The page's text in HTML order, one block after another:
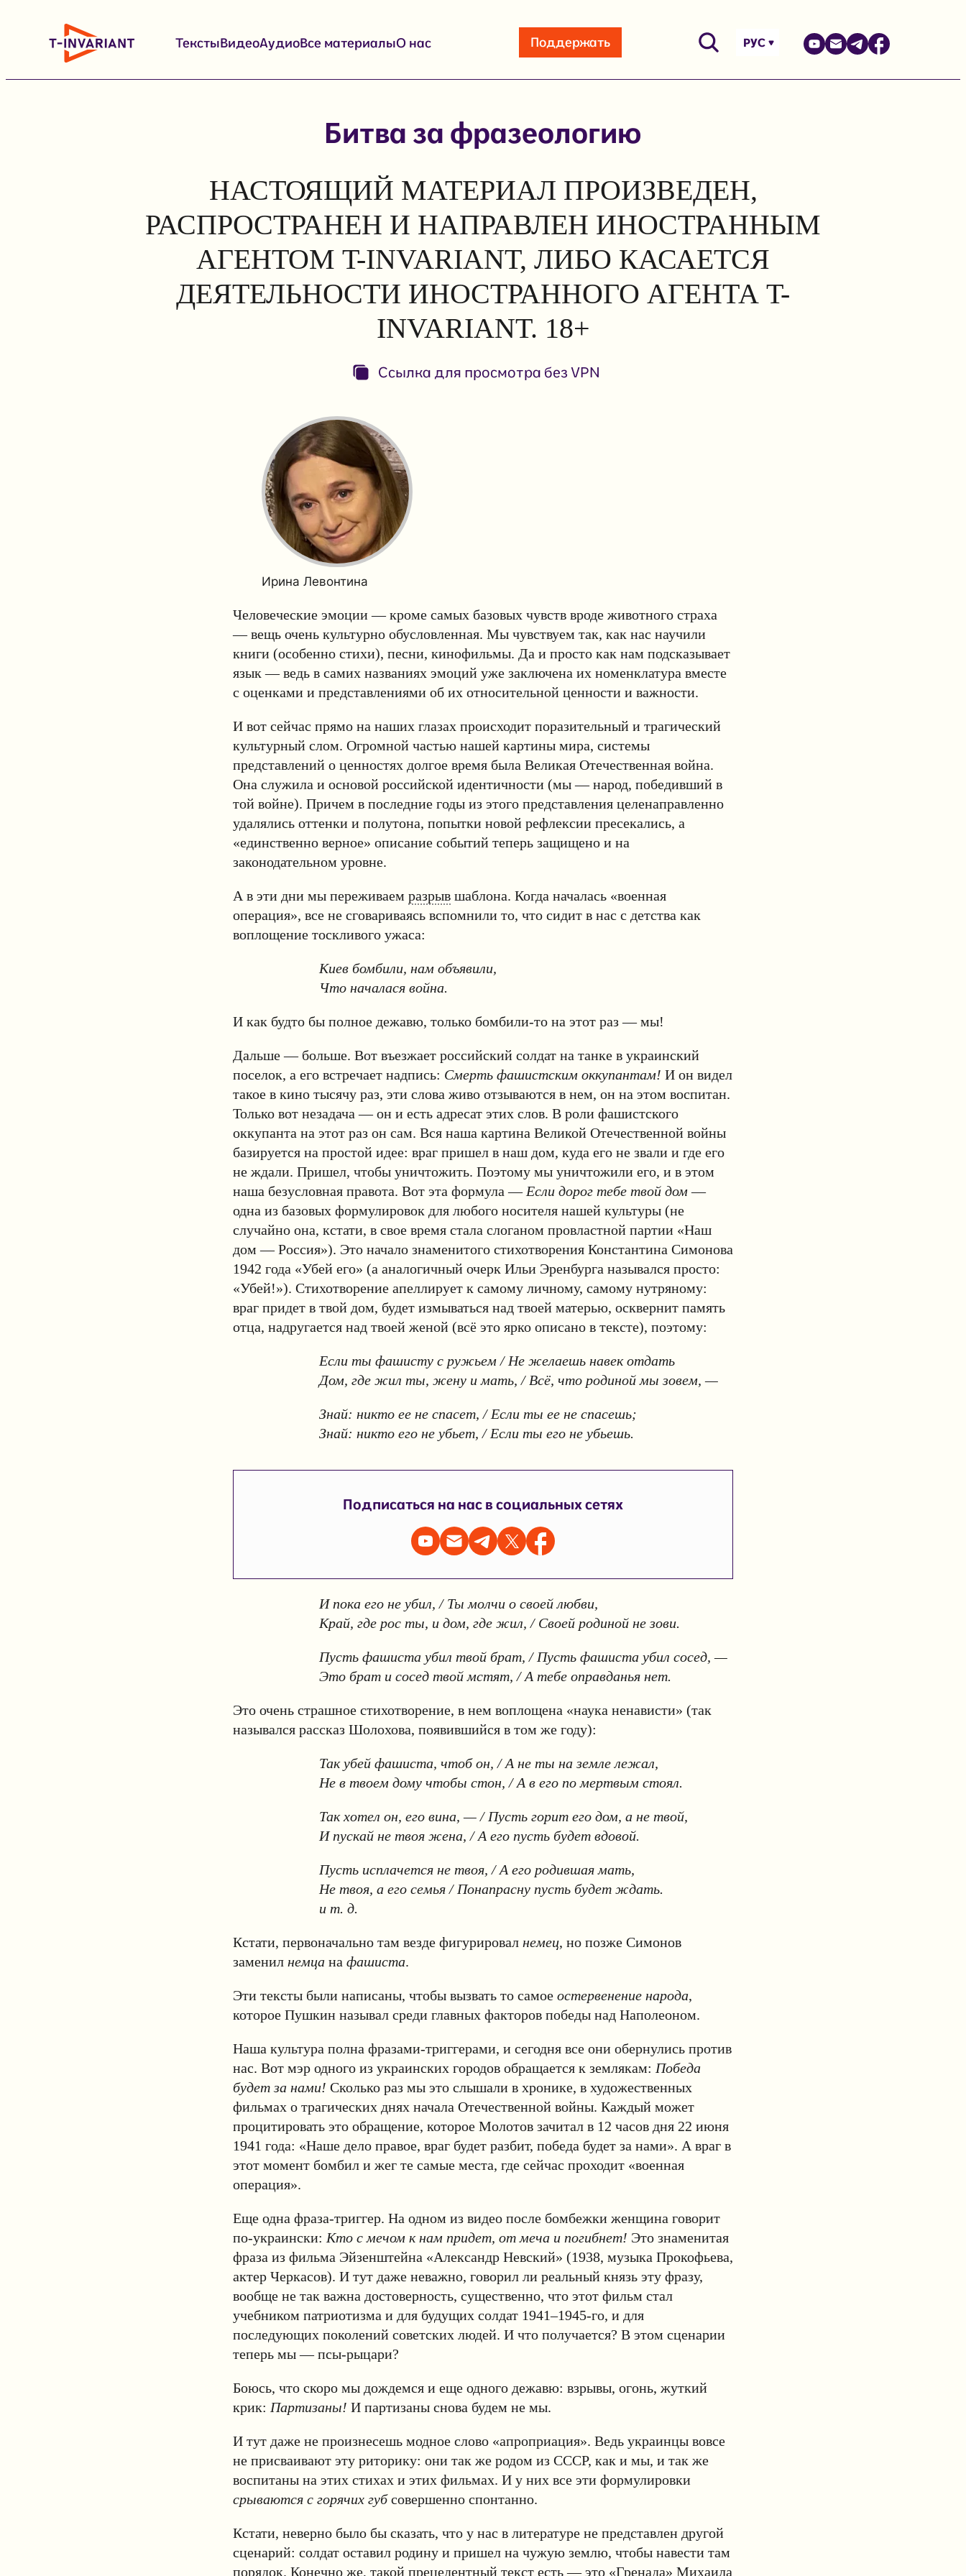
содержимому
ТекстыВидеоАудиоВсе материалыО нас Поддержать РУС
Битва за фразеологию
НАСТОЯЩИЙ МАТЕРИАЛ ПРОИЗВЕДЕН,
РАСПРОСТРАНЕН И НАПРАВЛЕН ИНОСТРАННЫМ
АГЕНТОМ T-INVARIANT, ЛИБО КАСАЕТСЯ
ДЕЯТЕЛЬНОСТИ ИНОСТРАННОГО АГЕНТА T-
INVARIANT. 18+
Ссылка для просмотра без VPN
Ирина Левонтина
Человеческие эмоции — кроме самых базовых чувств вроде животного страха
— вещь очень культурно обусловленная. Мы чувствуем так, как нас научили
книги (особенно стихи), песни, кинофильмы. Да и просто как нам подсказывает
язык — ведь в самих названиях эмоций уже заключена их номенклатура вместе
с оценками и представлениями об их относительной ценности и важности.
И вот сейчас прямо на наших глазах происходит поразительный и трагический
культурный слом. Огромной частью нашей картины мира, системы
представлений о ценностях долгое время была Великая Отечественная война.
Она служила и основой российской идентичности (мы — народ, победивший в
той войне). Причем в последние годы из этого представления целенаправленно
удалялись оттенки и полутона, попытки новой рефлексии пресекались, а
«единственно верное» описание событий теперь защищено и на
законодательном уровне.
А в эти дни мы переживаем разрывшаблона. Когда началась «военная
операция», все не сговариваясь вспомнили то, что сидит в нас с детства как
воплощение тоскливого ужаса:
Киев бомбили, нам объявили,
Что началася война.
И как будто бы полное дежавю, только бомбили-то на этот раз — мы!
Дальше — больше. Вот въезжает российский солдат на танке в украинский
поселок, а его встречает надпись: Смерть фашистским оккупантам! И он видел
такое в кино тысячу раз, эти слова живо отзываются в нем, он на этом воспитан.
Только вот незадача — он и есть адресат этих слов. В роли фашистского
оккупанта на этот раз он сам. Вся наша картина Великой Отечественной войны
базируется на простой идее: враг пришел в наш дом, куда его не звали и где его
не ждали. Пришел, чтобы уничтожить. Поэтому мы уничтожили его, и в этом
наша безусловная правота. Вот эта формула — Если дорог тебе твой дом—
одна из базовых формулировок для любого носителя нашей культуры (не
случайно она, кстати, в свое время стала слоганом провластной партии «Наш
дом — Россия»). Это начало знаменитого стихотворения Константина Симонова
1942 года «Убей его» (а аналогичный очерк Ильи Эренбурга назывался просто:
«Убей!»). Стихотворение апеллирует к самому личному, самому нутряному:
враг придет в твой дом, будет измываться над твоей матерью, осквернит память
отца, надругается над твоей женой (всё это ярко описано в тексте), поэтому:
Если ты фашисту с ружьем / Не желаешь навек отдать
Дом, где жил ты, жену и мать, / Всё, что родиной мы зовем, —
Знай: никто ее не спасет, / Если ты ее не спасешь;
Знай: никто его не убьет, / Если ты его не убьешь.
Подписаться на нас в социальных сетях
И пока его не убил, / Ты молчи о своей любви,
Край, где рос ты, и дом, где жил, / Своей родиной не зови.
Пусть фашиста убил твой брат, / Пусть фашиста убил сосед, —
Это брат и сосед твой мстят, / А тебе оправданья нет.
Это очень страшное стихотворение, в нем воплощена «наука ненависти» (так
назывался рассказ Шолохова, появившийся в том же году):
Так убей фашиста, чтоб он, / А не ты на земле лежал,
Не в твоем дому чтобы стон, / А в его по мертвым стоял.
Так хотел он, его вина, — / Пусть горит его дом, а не твой,
И пускай не твоя жена, / А его пусть будет вдовой.
Пусть исплачется не твоя, / А его родившая мать,
Не твоя, а его семья / Понапрасну пусть будет ждать.
и т. д.
Кстати, первоначально там везде фигурировал немец, но позже Симонов
заменил немцана фашиста.
Эти тексты были написаны, чтобы вызвать то самое остервенение народа,
которое Пушкин называл среди главных факторов победы над Наполеоном.
Наша культура полна фразами-триггерами, и сегодня все они обернулись против
нас. Вот мэр одного из украинских городов обращается к землякам: Победа
будет за нами! Сколько раз мы это слышали в хронике, в художественных
фильмах о трагических днях начала Отечественной войны. Каждый может
процитировать это обращение, которое Молотов зачитал в 12 часов дня 22 июня
1941 года: «Наше дело правое, враг будет разбит, победа будет за нами». А враг в
этот момент бомбил и жег те самые места, где сейчас проходит «военная
операция».
Еще одна фраза-триггер. На одном из видео после бомбежки женщина говорит
по-украински: Кто с мечом к нам придет, от меча и погибнет! Это знаменитая
фраза из фильма Эйзенштейна «Александр Невский» (1938, музыка Прокофьева,
актер Черкасов). И тут даже неважно, говорил ли реальный князь эту фразу,
вообще не так важна достоверность, существенно, что этот фильм стал
учебником патриотизма и для будущих солдат 1941–1945-го, и для
последующих поколений советских людей. И что получается? В этом сценарии
теперь мы — псы-рыцари?
Боюсь, что скоро мы дождемся и еще одного дежавю: взрывы, огонь, жуткий
крик: Партизаны! И партизаны снова будем не мы.
И тут даже не произнесешь модное слово «апроприация». Ведь украинцы вовсе
не присваивают эту риторику: они так же родом из СССР, как и мы, и так же
воспитаны на этих стихах и этих фильмах. И у них все эти формулировки
срываются с горячих губсовершенно спонтанно.
Кстати, неверно было бы сказать, что у нас в литературе не представлен другой
сценарий: солдат оставил родину и пришел на чужую землю, чтобы навести там
порядок. Конечно же, такой прецедентный текст есть — это «Гренада» Михаила